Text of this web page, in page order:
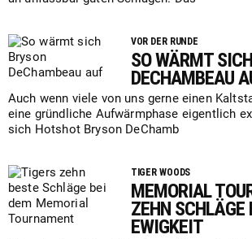
VOR DER RUNDE
SO WÄRMT
DECHAMBEAU
Auch wenn viele von uns gerne einen
eine gründliche Aufwärmphase eigentlich
sich Hotshot Bryson DeChamb
TIGER WOODS
MEMORIAL
ZEHN SCHLÄGE
EWIGKEIT